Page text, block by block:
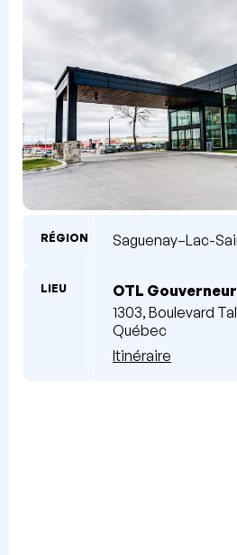
RÉGION Saguenay–Lac-
LIEU
OTL
1303, Boulevard
Québec
Itinéraire